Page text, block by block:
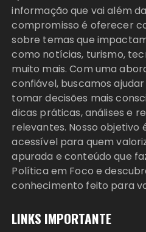
informação que vai além
compromisso é oferecer
sobre temas que
como notícias, turismo,
muito mais. Com uma
confiável, buscamos
tomar decisões mais
dicas práticas, análises e
relevantes. Nosso objetivo
acessível para quem
apurada e conteúdo que
Política em Foco e
conhecimento feito para
LINKS IMPORTANTE